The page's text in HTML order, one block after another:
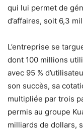
qui lui permet de
d’affaires, soit 6,3
L’entreprise se
dont 100 millions
avec 95 %
son succès, sa
multipliée par trois
permis au groupe
milliards de dollars,